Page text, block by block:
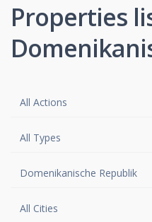
Properties
All Actions
All Types
Domenikanische Republik
All Cities